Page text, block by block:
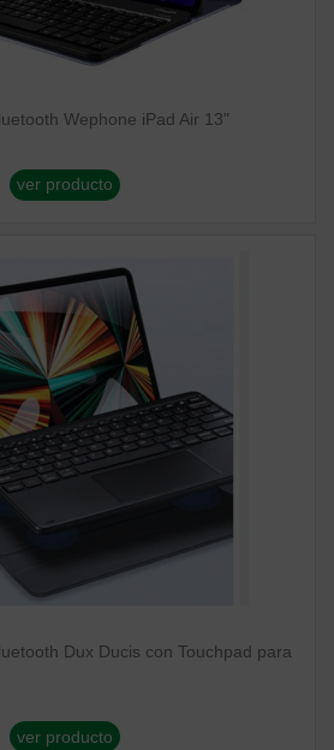
Wephone iPad Air 13"
ver producto
Dux Ducis con Touchpad para
ver producto